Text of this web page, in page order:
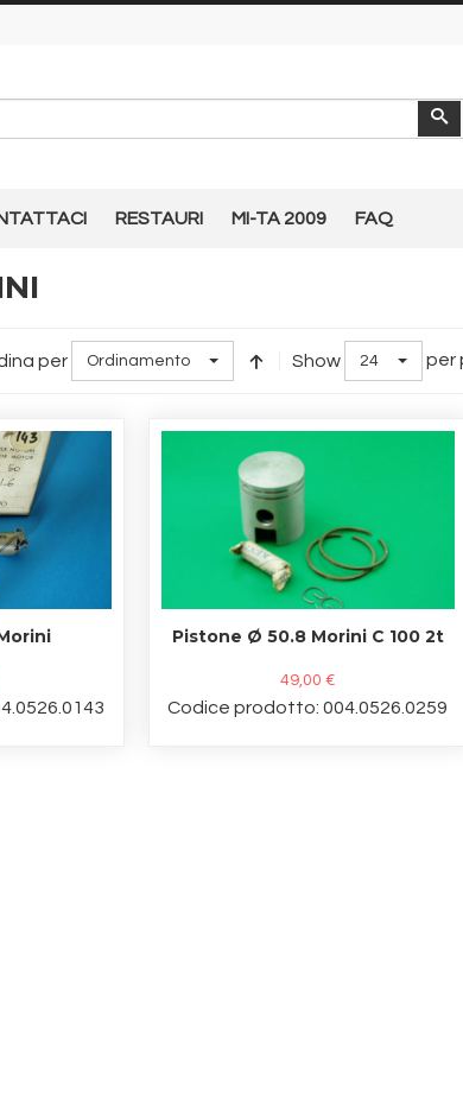
RESTAURI MI-TA 2009 FAQ
per Ordinamento Show 24 per
Pistone Ø 50.8 Morini C 100 2t
49,00 €
Codice prodotto: 004.0526.0259